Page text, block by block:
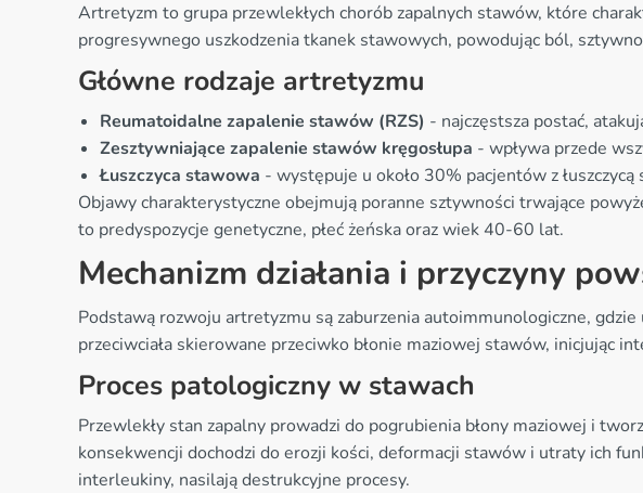
Artretyzm to grupa przewlekłych chorób zapalnych stawów, które
progresywnego uszkodzenia tkanek stawowych, powodując ból,
Główne rodzaje artretyzmu
Reumatoidalne zapalenie stawów (RZS) - najczęstsza postać,
Zesztywniające zapalenie stawów kręgosłupa - wpływa przede
Łuszczyca stawowa - występuje u około 30% pacjentów z łuszczycą
Objawy charakterystyczne obejmują poranne sztywności trwające
to predyspozycje genetyczne, płeć żeńska oraz wiek 40-60 lat.
Mechanizm działania i przyczyny
Podstawą rozwoju artretyzmu są zaburzenia autoimmunologiczne,
przeciwciała skierowane przeciwko błonie maziowej stawów, inicjując
Proces patologiczny w stawach
Przewlekły stan zapalny prowadzi do pogrubienia błony maziowej i
konsekwencji dochodzi do erozji kości, deformacji stawów i utraty ich
interleukiny, nasilają destrukcyjne procesy.